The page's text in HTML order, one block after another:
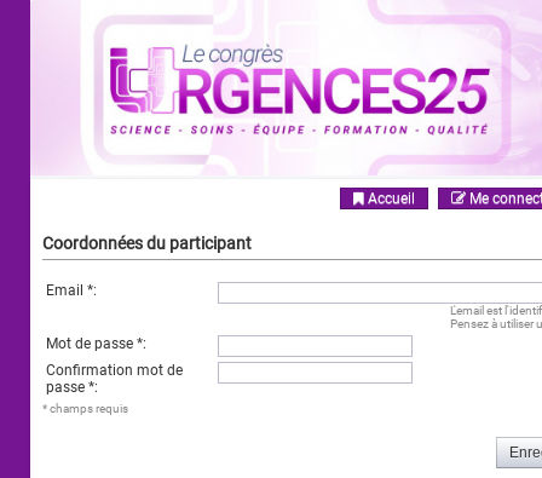
Accueil Me
Coordonnées du participant
Email *:
L'email est
Pensez à utiliser
Mot de passe *:
Confirmation mot de
passe *:
* champs requis